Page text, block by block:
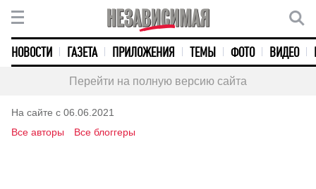
НОВОСТИ ГАЗЕТА ПРИЛОЖЕНИЯ ТЕМЫ ФОТО ВИДЕО
Перейти на полную версию сайта
На сайте с 06.06.2021
Все авторы
Все блоггеры